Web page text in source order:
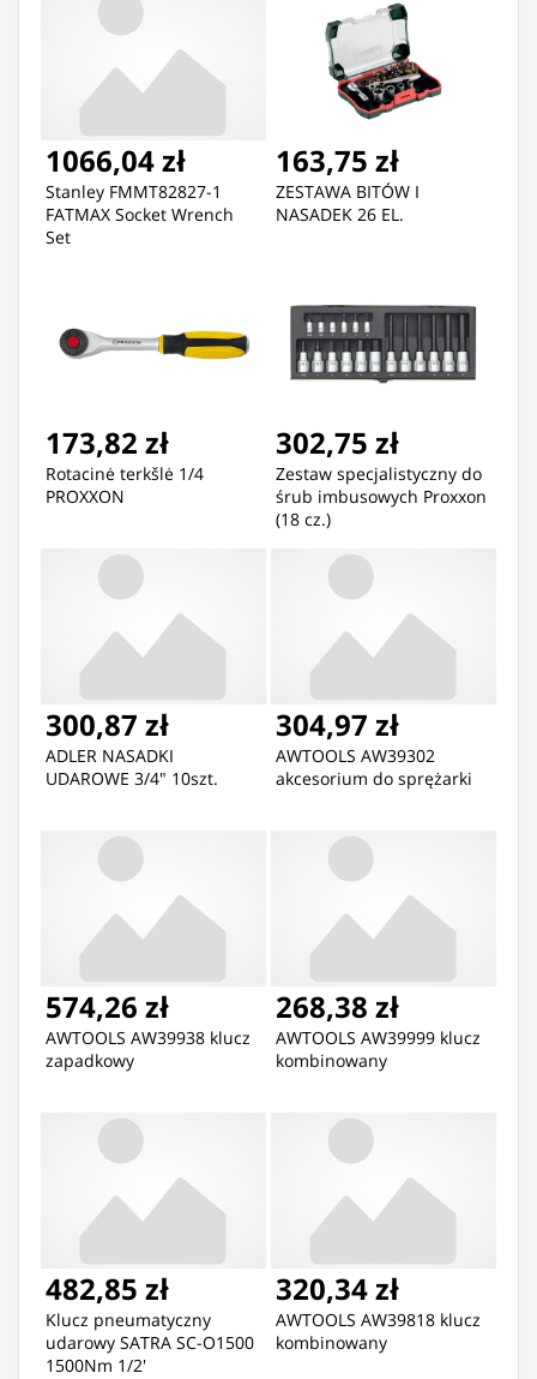
1066,04 zł
Stanley FMMT82827-1
FATMAX Socket Wrench
Set
163,75 zł
ZESTAWA BITÓW I
NASADEK 26 EL.
173,82 zł
Rotacinė terkšlė 1/4
PROXXON
302,75 zł
Zestaw specjalistyczny do
śrub imbusowych Proxxon
(18 cz.)
300,87 zł
ADLER NASADKI
UDAROWE 3/4" 10szt.
304,97 zł
AWTOOLS AW39302
akcesorium do sprężarki
574,26 zł
AWTOOLS AW39938 klucz
zapadkowy
268,38 zł
AWTOOLS AW39999 klucz
kombinowany
482,85 zł
Klucz pneumatyczny
udarowy SATRA SC-O1500
1500Nm 1/2'
320,34 zł
AWTOOLS AW39818 klucz
kombinowany